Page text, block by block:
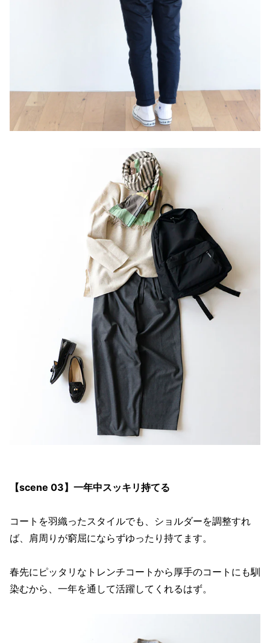
【scene 03】一年中スッキリ持てる
コートを羽織ったスタイルでも、ショルダーを調整すれ
ば、肩周りが窮屈にならずゆったり持てます。
春先にピッタリなトレンチコートから厚手のコートにも馴
染むから、一年を通して活躍してくれるはず。